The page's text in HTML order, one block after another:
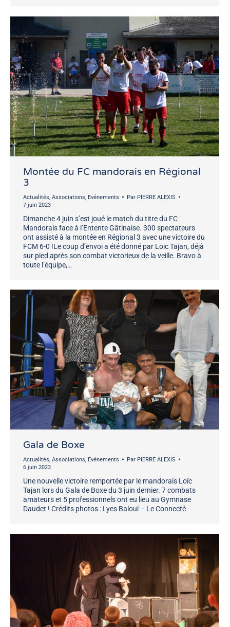
Montée du FC mandorais en Régional
3
Actualités Associations Evénements Par PIERRE ALEXIS
7 juin 2023
Dimanche 4 juin s’est joué le match du titre du FC
Mandorais face à l’Entente Gâtinaise. 300 spectateurs
ont assisté à la montée en Régional 3 avec une victoire du
FCM 6-0 !Le coup d’envoi a été donné par Loic Tajan, déjà
sur pied après son combat victorieux de la veille. Bravo à
toute l’équipe,…
Gala de Boxe
Actualités Associations Evénements Par PIERRE ALEXIS
6 juin 2023
Une nouvelle victoire remportée par le mandorais Loïc
Tajan lors du Gala de Boxe du 3 juin dernier. 7 combats
amateurs et 5 professionnels ont eu lieu au Gymnase
Daudet ! Crédits photos : Lyes Baloul – Le Connecté